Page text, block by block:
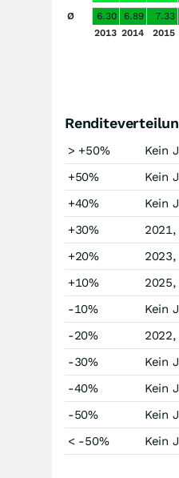
Ø
6.30 6.89 7.33
2013 2014 2015
> +50%
Kein
+50%
Kein
+40%
Kein
+30%
+20%
+10%
-10%
Kein
-20%
-30%
Kein
-40%
Kein
-50%
Kein
< -50%
Kein